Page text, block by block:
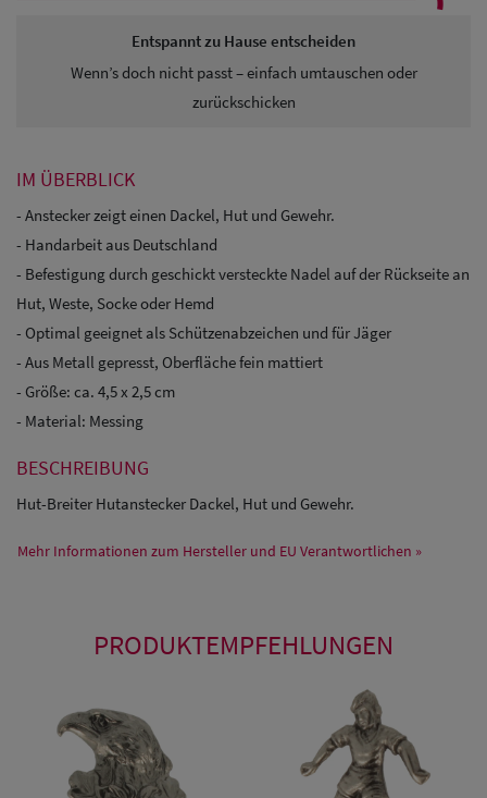
Herren
Herren
Snapback Caps
Entspannt zu Hause entscheiden
Wenn’s doch nicht passt – einfach umtauschen oder
zurückschicken
IM ÜBERBLICK
- Anstecker zeigt einen Dackel, Hut und Gewehr.
- Handarbeit aus Deutschland
- Befestigung durch geschickt versteckte Nadel auf der Rückseite an
Hut, Weste, Socke oder Hemd
- Optimal geeignet als Schützenabzeichen und für Jäger
- Aus Metall gepresst, Oberfläche fein mattiert
- Größe: ca. 4,5 x 2,5 cm
- Material: Messing
BESCHREIBUNG
Hut-Breiter Hutanstecker Dackel, Hut und Gewehr.
Mehr Informationen zum Hersteller und EU Verantwortlichen »
PRODUKTEMPFEHLUNGEN